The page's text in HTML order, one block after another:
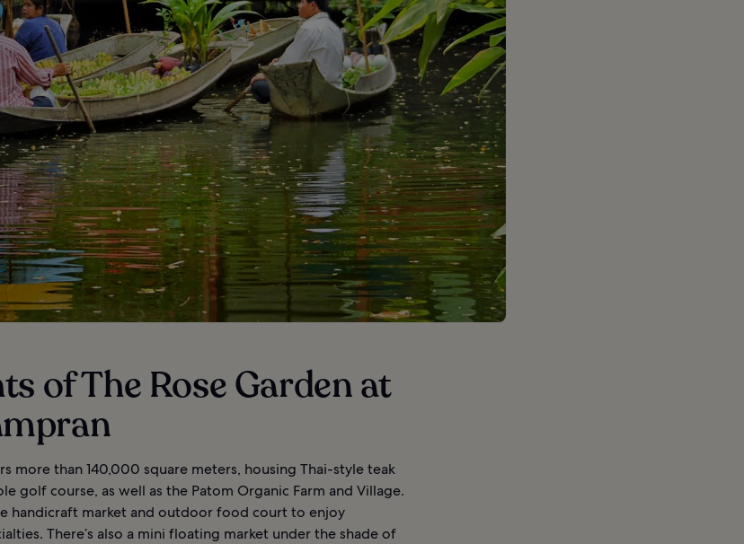
of The Rose Garden at
more than 140,000 square meters, housing Thai-style teak
golf course, as well as the Patom Organic Farm and Village.
handicraft market and outdoor food court to enjoy
There’s also a mini floating market under the shade of